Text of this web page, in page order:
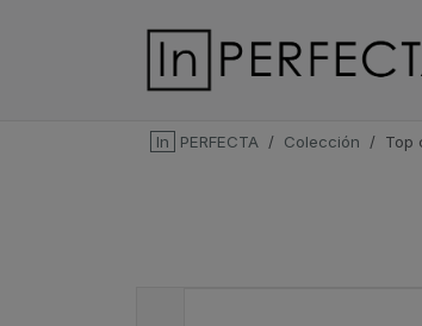
In PERFECTA Colección Top